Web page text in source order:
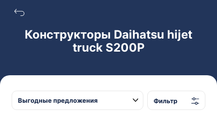
Конструкторы Daihatsu hijet
truck S200P
Фильтр